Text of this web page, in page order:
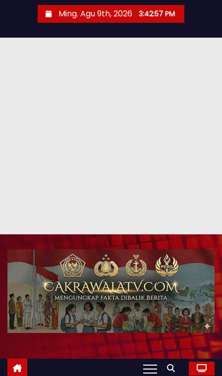
Ming. Agu 9th, 2026 3:42:58 PM